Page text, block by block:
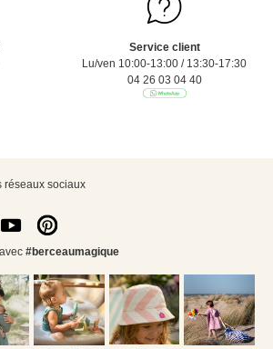
Service client
Lu/ven 10:00-13:00 / 13:30-17:30
04 26 03 04 40
réseaux sociaux
#berceaumagique